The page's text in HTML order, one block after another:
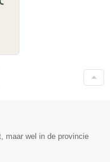
maar wel in de provincie